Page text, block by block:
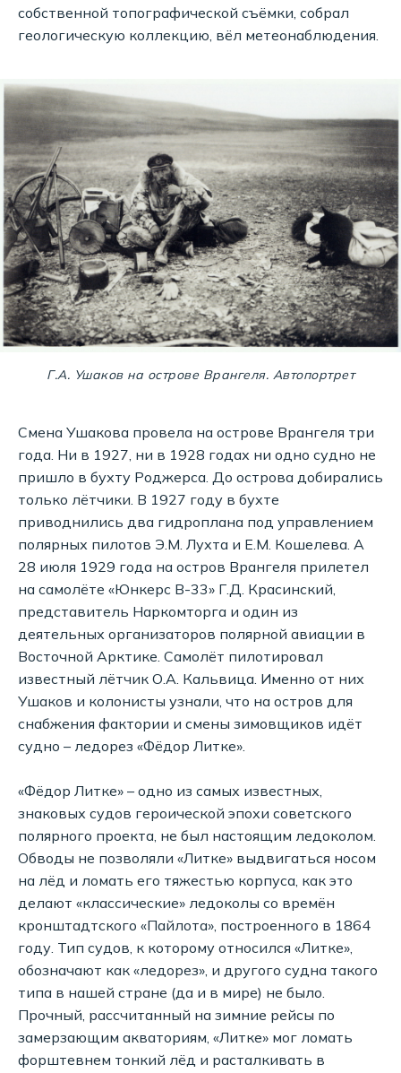
собственной топографической съёмки, собрал
геологическую коллекцию, вёл метеонаблюдения.
Г.А. Ушаков на острове Врангеля. Автопортрет
Смена Ушакова провела на острове Врангеля три
года. Ни в 1927, ни в 1928 годах ни одно судно не
пришло в бухту Роджерса. До острова добирались
только лётчики. В 1927 году в бухте
приводнились два гидроплана под управлением
полярных пилотов Э.М. Лухта и Е.М. Кошелева. А
28 июля 1929 года на остров Врангеля прилетел
на самолёте «Юнкерс В-33» Г.Д. Красинский,
представитель Наркомторга и один из
деятельных организаторов полярной авиации в
Восточной Арктике. Самолёт пилотировал
известный лётчик О.А. Кальвица. Именно от них
Ушаков и колонисты узнали, что на остров для
снабжения фактории и смены зимовщиков идёт
судно – ледорез «Фёдор Литке».
«Фёдор Литке» – одно из самых известных,
знаковых судов героической эпохи советского
полярного проекта, не был настоящим ледоколом.
Обводы не позволяли «Литке» выдвигаться носом
на лёд и ломать его тяжестью корпуса, как это
делают «классические» ледоколы со времён
кронштадтского «Пайлота», построенного в 1864
году. Тип судов, к которому относился «Литке»,
обозначают как «ледорез», и другого судна такого
типа в нашей стране (да и в мире) не было.
Прочный, рассчитанный на зимние рейсы по
замерзающим акваториям, «Литке» мог ломать
форштевнем тонкий лёд и расталкивать в